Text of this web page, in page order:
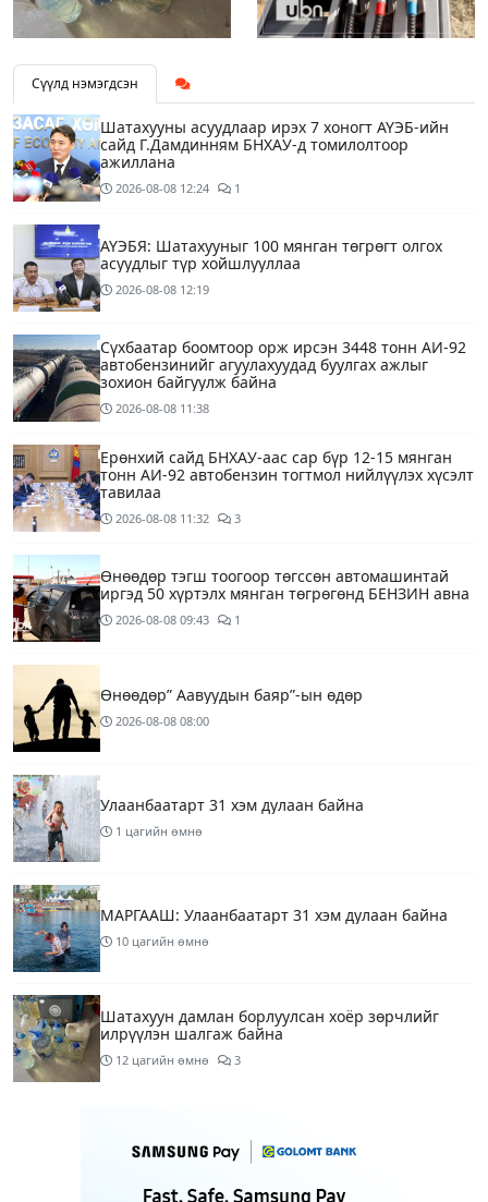
Сүүлд нэмэгдсэн
Шатахууны асуудлаар ирэх 7 хоногт АҮЭБ-ийн
сайд Г.Дамдинням БНХАУ-д томилолтоор
ажиллана
2026-08-08 12:24 1
АҮЭБЯ: Шатахууныг 100 мянган төгрөгт олгох
асуудлыг түр хойшлууллаа
2026-08-08 12:19
Сүхбаатар боомтоор орж ирсэн 3448 тонн АИ-92
автобензинийг агуулахуудад буулгах ажлыг
зохион байгуулж байна
2026-08-08 11:38
Ерөнхий сайд БНХАУ-аас сар бүр 12-15 мянган
тонн АИ-92 автобензин тогтмол нийлүүлэх хүсэлт
тавилаа
2026-08-08 11:32 3
Өнөөдөр тэгш тоогоор төгссөн автомашинтай
иргэд 50 хүртэлх мянган төгрөгөнд БЕНЗИН авна
2026-08-08 09:43 1
Өнөөдөр” Аавуудын баяр”-ын өдөр
2026-08-08 08:00
Улаанбаатарт 31 хэм дулаан байна
1 цагийн өмнө
МАРГААШ: Улаанбаатарт 31 хэм дулаан байна
10 цагийн өмнө
Шатахуун дамлан борлуулсан хоёр зөрчлийг
илрүүлэн шалгаж байна
12 цагийн өмнө 3
урьдчилсан төлөв